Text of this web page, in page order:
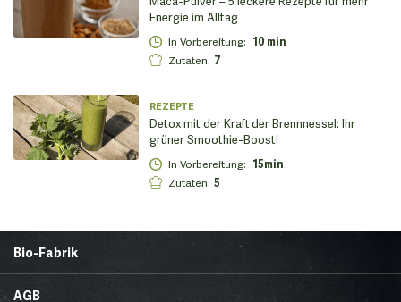
Energie im Alltag
In Vorbereitung: 10 min
Zutaten: 7
REZEPTE
Detox mit der Kraft der Brennnessel: Ihr
grüner Smoothie-Boost!
In Vorbereitung: 15min
Zutaten: 5
Bio-Fabrik
AGB